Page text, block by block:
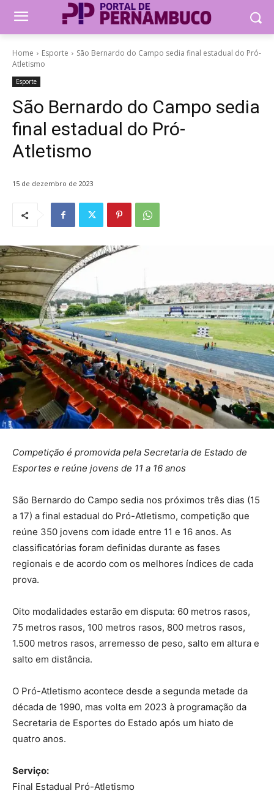
Home Esporte
São Bernardo do Campo sedia final estadual do Pró-
Atletismo
Esporte
São Bernardo do Campo sedia
final estadual do Pró-
Atletismo
15 de dezembro de 2023
Competição é promovida pela Secretaria de Estado de
Esportes e reúne jovens de 11 a 16 anos
São Bernardo do Campo sedia nos próximos três dias (15
a 17) a final estadual do Pró-Atletismo, competição que
reúne 350 jovens com idade entre 11 e 16 anos. As
classificatórias foram definidas durante as fases
regionais e de acordo com os melhores índices de cada
prova.
Oito modalidades estarão em disputa: 60 metros rasos,
75 metros rasos, 100 metros rasos, 800 metros rasos,
1.500 metros rasos, arremesso de peso, salto em altura e
salto em distância.
O Pró-Atletismo acontece desde a segunda metade da
década de 1990, mas volta em 2023 à programação da
Secretaria de Esportes do Estado após um hiato de
quatro anos.
Serviço:
Final Estadual Pró-Atletismo